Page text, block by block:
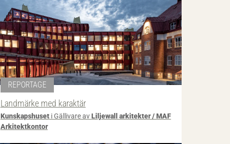
REPORTAGE
Landmärke med karaktär
Kunskapshuseti Gällivare avLiljewall arkitekter / MAF
Arkitektkontor